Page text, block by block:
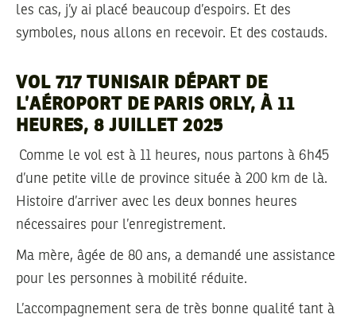
les cas, j’y ai placé beaucoup d’espoirs. Et des
symboles, nous allons en recevoir. Et des costauds.
VOL 717 TUNISAIR DÉPART DE
L’AÉROPORT DE PARIS ORLY, À 11
HEURES, 8 JUILLET 2025
Comme le vol est à 11 heures, nous partons à 6h45
d’une petite ville de province située à 200 km de là.
Histoire d’arriver avec les deux bonnes heures
nécessaires pour l’enregistrement.
Ma mère, âgée de 80 ans, a demandé une assistance
pour les personnes à mobilité réduite.
L’accompagnement sera de très bonne qualité tant à